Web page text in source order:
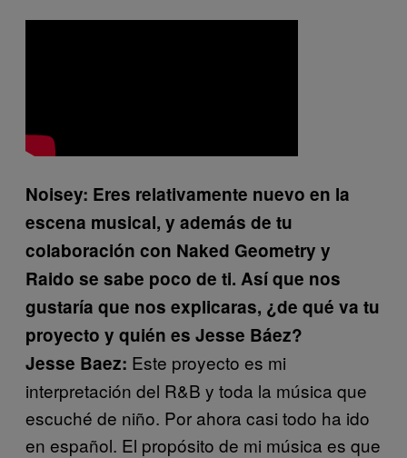
Noisey: Eres relativamente nuevo en la
escena musical, y además de tu
colaboración con Naked Geometry y
Raido se sabe poco de ti. Así que nos
gustaría que nos explicaras, ¿de qué va tu
proyecto y quién es Jesse Báez?
Jesse Baez: Este proyecto es mi
interpretación del R&B y toda la música que
escuché de niño. Por ahora casi todo ha ido
en español. El propósito de mi música es que